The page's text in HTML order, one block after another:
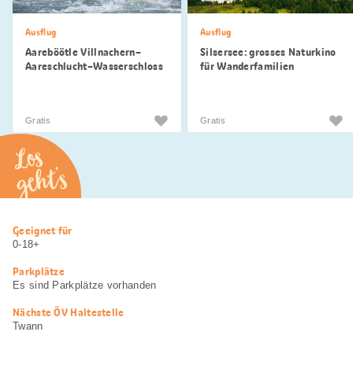
Ausflug
Aareböötle Villnachern–
Aareschlucht–Wasserschloss
Gratis
Ausflug
Silsersee: grosses Naturkino
für Wanderfamilien
Gratis
Los
geht’s
Nützliche
Informationen
Geeignet für
0-18+
Parkplätze
Es sind Parkplätze vorhanden
Nächste ÖV Haltestelle
Twann